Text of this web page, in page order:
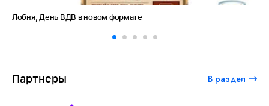
День ВДВ в новом формате
Партнеры В раздел